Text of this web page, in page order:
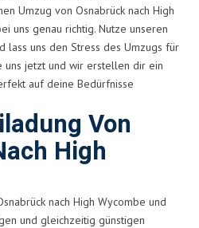
Umzug von Osnabrück nach High
uns genau richtig. Nutze unseren
lass uns den Stress des Umzugs für
uns jetzt und wir erstellen dir ein
auf deine Bedürfnisse
Von
High
nach High Wycombe und
und gleichzeitig günstigen